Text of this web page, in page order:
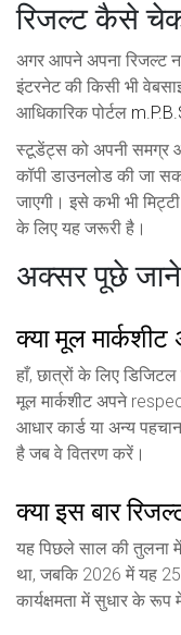
रिजल्ट कैसे
अगर आपने अपना रिजल्ट
इंटरनेट की किसी भी
आधिकारिक पोर्टल
स्टूडेंट्स को अपनी समग्र
कॉपी डाउनलोड की जा
जाएगी। इसे कभी भी
के लिए यह जरूरी है।
अक्सर पूछे जाने
क्या मूल
हाँ, छात्रों के लिए
मूल मार्कशीट अपने
आधार कार्ड या अन्य
है जब वे वितरण करें।
क्या इस बार
यह पिछले साल की तुलना
था, जबकि 2026 में यह 25
कार्यक्षमता में सुधार के